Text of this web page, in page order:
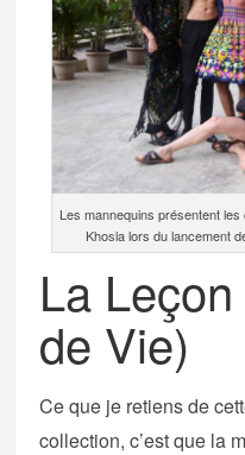
Les mannequins présentent
Khosla lors du lancement
La
de Vie)
Ce que je retiens de
collection, c’est que la